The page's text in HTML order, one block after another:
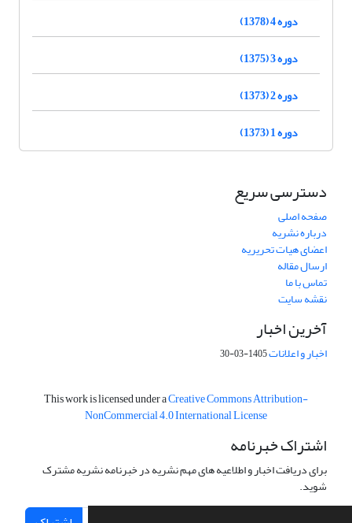
دوره 4 (1378)
دوره 3 (1375)
دوره 2 (1373)
دوره 1 (1373)
دسترسی سریع
صفحه اصلی
درباره نشریه
اعضای هیات تحریریه
ارسال مقاله
تماس با ما
نقشه سایت
آخرین اخبار
اخبار و اعلانات1405-03-30
This work is licensed under aCreative Commons Attribution-
NonCommercial 4.0 International License
اشتراک خبرنامه
برای دریافت اخبار و اطلاعیه های مهم نشریه در خبرنامه نشریه مشترک
شوید.